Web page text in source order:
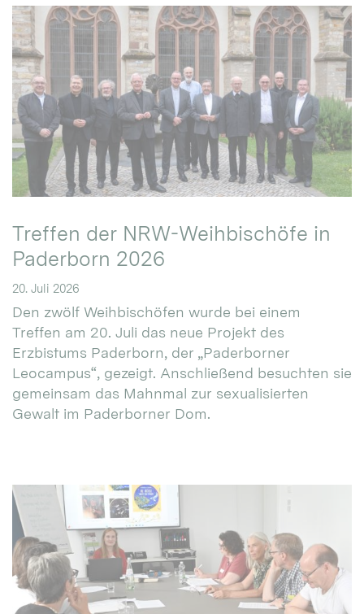
Treffen der NRW-Weihbischöfe in
Paderborn 2026
20. Juli 2026
Den zwölf Weihbischöfen wurde bei einem
Treffen am 20. Juli das neue Projekt des
Erzbistums Paderborn, der „Paderborner
Leocampus“, gezeigt. Anschließend besuchten sie
gemeinsam das Mahnmal zur sexualisierten
Gewalt im Paderborner Dom.